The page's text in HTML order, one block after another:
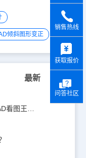
倾斜图形变正
最新
CAD文字显示问号怎么办，浩辰CAD看图王一招教你修复！
销售热线
获取报价
问答社区